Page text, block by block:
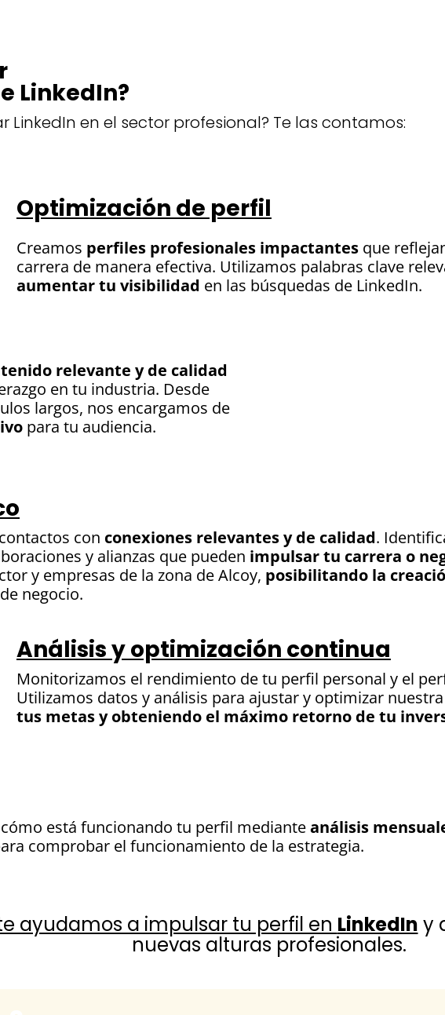
LinkedIn?
LinkedIn en el sector profesional? Te las contamos:
Optimización de perfil
Creamos perfiles profesionales impactantesque
carrera de manera efectiva. Utilizamos palabras clave
aumentar tu visibilidad en las búsquedas de LinkedIn.
relevante y de calidad
en tu industria. Desde
largos, nos encargamos de
para tu audiencia.
con conexiones relevantes y de calidad.
y alianzas que pueden impulsar tu carrera o
y empresas de la zona de Alcoy, posibilitando la
negocio.
Análisis y optimización continua
Monitorizamos el rendimiento de tu perfil personal y el
Utilizamos datos y análisis para ajustar y optimizar
tus metas y obteniendo el máximo retorno de tu
está funcionando tu perfil medianteanálisis
comprobar el funcionamiento de la estrategia.
ayudamos a impulsar tu perfil en LinkedIn y
nuevas alturas profesionales.